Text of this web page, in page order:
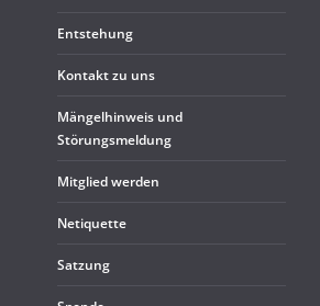
Ent­ste­hung
Kon­takt zu uns
Män­gel­hin­weis und
Störungsmeldung
Mit­glied werden
Neti­quette
Sat­zung